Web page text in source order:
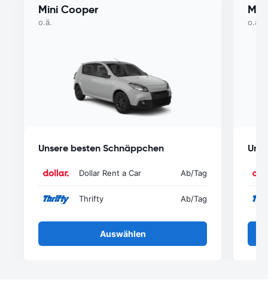
Mini Cooper
o.ä.
Unsere besten Schnäppchen
Dollar Rent a Car Ab/Tag
Thrifty Ab/Tag
Auswählen
o.ä.